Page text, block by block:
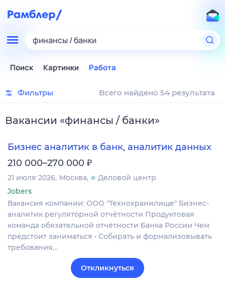
финансы / банки
Поиск Картинки Работа
Фильтры Всего найдено 54 результата
Вакансии «финансы / банки»
Бизнес аналитик в банк, аналитик данных
210 000–270 000 ₽
21 июля 2026 Москва
Деловой центр
Jobers
Вакансия компании: ООО "Технохранилище" Бизнес-
аналитик регуляторной отчётности Продуктовая
команда обязательной отчётности Банка России Чем
предстоит заниматься • Собирать и формализовывать
требования…
Откликнуться